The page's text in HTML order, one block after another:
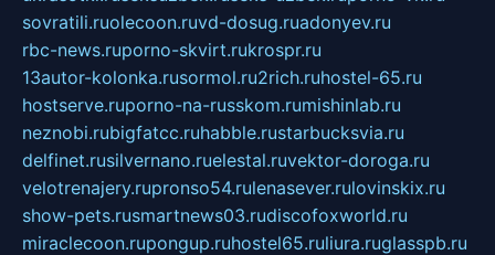
sovratili.ruolecoon.ruvd-dosug.ruadonyev.ru
rbc-news.ruporno-skvirt.rukrospr.ru
13autor-kolonka.rusormol.ru2rich.ruhostel-65.ru
hostserve.ruporno-na-russkom.rumishinlab.ru
neznobi.rubigfatcc.ruhabble.rustarbucksvia.ru
delfinet.rusilvernano.ruelestal.ruvektor-doroga.ru
velotrenajery.rupronso54.rulenasever.rulovinskix.ru
show-pets.rusmartnews03.rudiscofoxworld.ru
miraclecoon.rupongup.ruhostel65.ruliura.ruglasspb.ru